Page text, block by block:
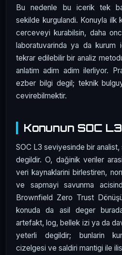
Bu nedenle bu icerik tek
sekilde kurgulandi. Konuyla ilk
cerceveyi kurabilsin, daha
laboratuvarinda ya da kurum
tekrar edilebilir bir analiz
anlatim adim adim ilerliyor.
ezber bilgi degil; teknik
cevirebilmektir.
Konunun SOC
SOC L3 seviyesinde bir
degildir. O, dağinik veriler
veri kaynaklarini birlestiren,
ve sapmayi savunma
Brownfield Zero Trust
konuda da asil deger
artefakt, log, bellek izi ya da
yeterli degildir; bunlarin
cizelgesi ve saldiri mantigi ile